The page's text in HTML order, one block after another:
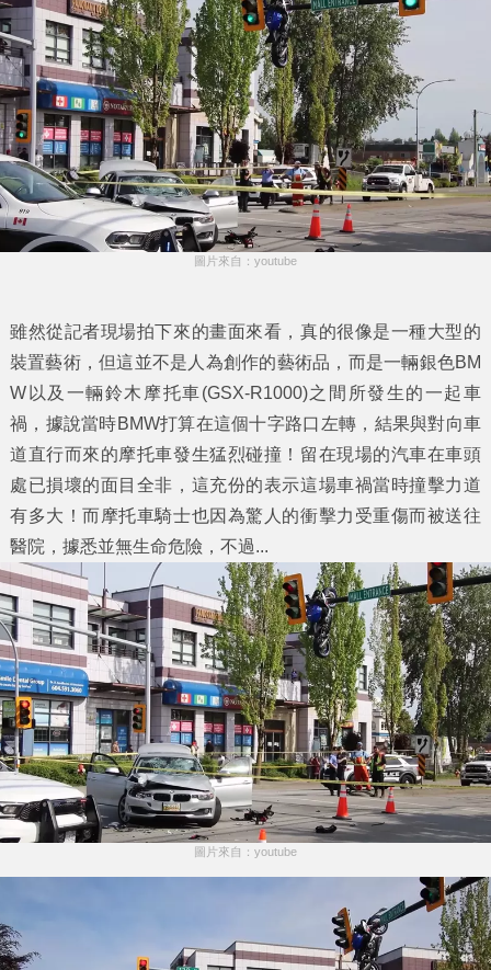
圖片來自：youtube
雖然從記者現場拍下來的畫面來看，真的很像是一種大型的
裝置藝術，但這並不是人為創作的藝術品，而是一輛銀色BM
W以及一輛鈴木摩托車(GSX-R1000)之間所發生的一起車
禍，據說當時BMW打算在這個十字路口左轉，結果與對向車
道直行而來的摩托車發生猛烈碰撞！留在現場的汽車在車頭
處已損壞的面目全非，這充份的表示這場車禍當時撞擊力道
有多大！而摩托車騎士也因為驚人的衝擊力受重傷而被送往
醫院，據悉並無生命危險，不過...
圖片來自：youtube